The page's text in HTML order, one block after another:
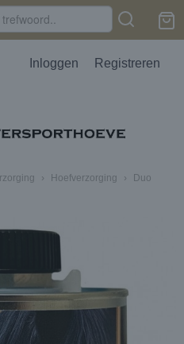
Inloggen Registreren
› Hoefverzorging ›
Duo